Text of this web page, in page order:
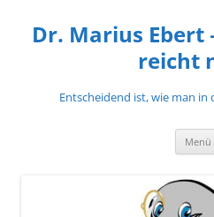
springen
Dr. Marius Ebert
reicht
Entscheidend ist, wie man
Menü